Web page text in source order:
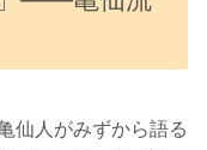
仙人がみずから語る